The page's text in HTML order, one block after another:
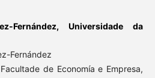
Fernández, Universidade da
Fernández
de Economía e Empresa,